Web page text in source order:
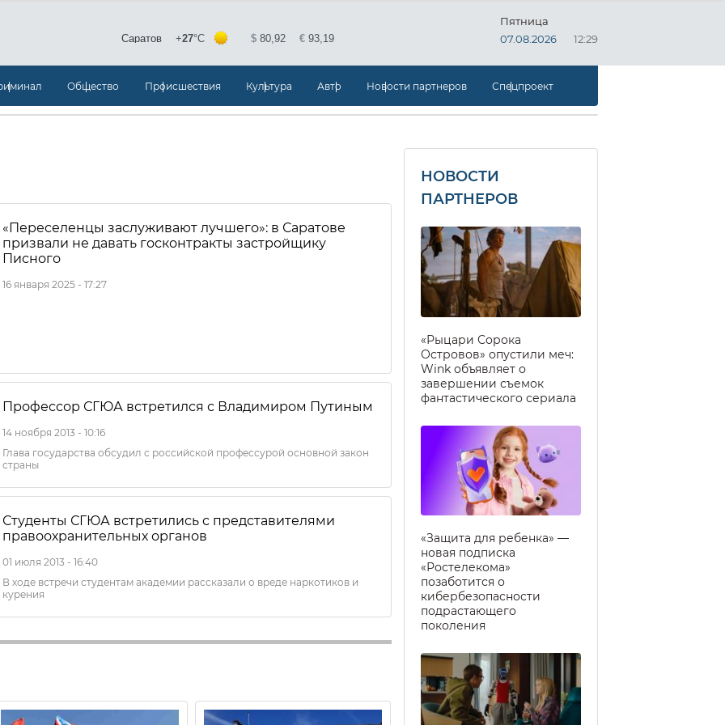
Пятница
07.08.2026
12:29
Общество Происшествия Культура Авто Новости партнеров Спецпроект
«Переселенцы заслуживают лучшего»: в Саратове
призвали не давать госконтракты застройщику
Писного
16 января 2025 - 17:27
Профессор СГЮА встретился с Владимиром Путиным
14 ноября 2013 - 10:16
Глава государства обсудил с российской профессурой основной закон
страны
Студенты СГЮА встретились с представителями
правоохранительных органов
01 июля 2013 - 16:40
В ходе встречи студентам академии рассказали о вреде наркотиков и
курения
НОВОСТИ
ПАРТНЕРОВ
«Рыцари Сорока
Островов» опустили меч:
Wink объявляет о
завершении съемок
фантастического сериала
«Защита для ребенка» —
новая подписка
«Ростелекома»
позаботится о
кибербезопасности
подрастающего
поколения